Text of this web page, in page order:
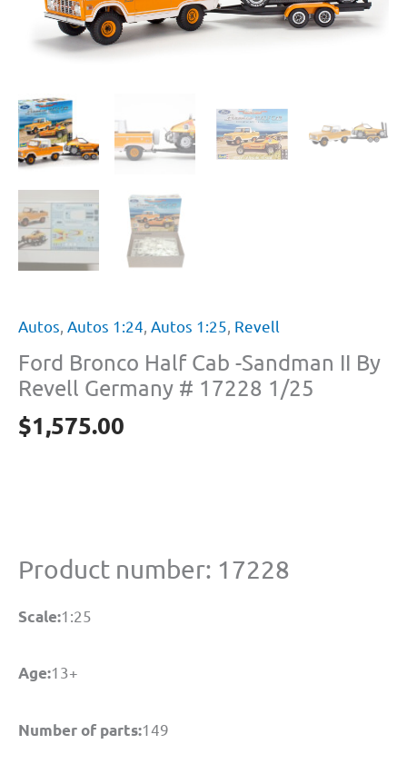
Autos, Autos 1:24, Autos 1:25, Revell
Ford Bronco Half Cab -Sandman II By
Revell Germany # 17228 1/25
$1,575.00
Product number: 17228
Scale:1:25
Age:13+
Number of parts:149